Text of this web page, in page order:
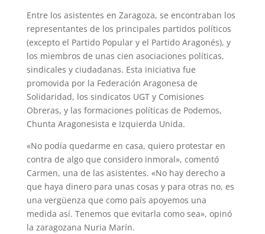
Entre los asistentes en Zaragoza, se encontraban los
representantes de los principales partidos políticos
(excepto el Partido Popular y el Partido Aragonés), y
los miembros de unas cien asociaciones políticas,
sindicales y ciudadanas. Esta iniciativa fue
promovida por la Federación Aragonesa de
Solidaridad, los sindicatos UGT y Comisiones
Obreras, y las formaciones políticas de Podemos,
Chunta Aragonesista e Izquierda Unida.
«No podía quedarme en casa, quiero protestar en
contra de algo que considero inmoral», comentó
Carmen, una de las asistentes. «No hay derecho a
que haya dinero para unas cosas y para otras no, es
una vergüenza que como país apoyemos una
medida así. Tenemos que evitarla como sea», opinó
la zaragozana Nuria Marín.